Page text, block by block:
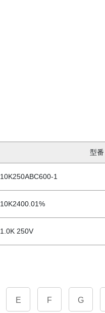
型番
10K250ABC600-1
10K2400.01%
1.0K 250V
E F G